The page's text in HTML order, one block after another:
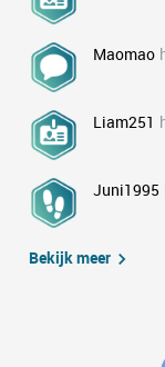
Maomao
Liam251
Juni1995
Bekijk meer